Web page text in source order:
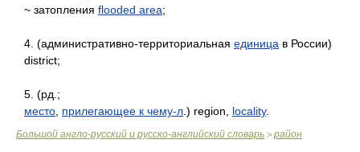
~ затопления flooded area;
4. (административно-территориальная единица в России)
district;
5. (рд.;
место прилегающее к чему-л .) region, locality.
Большой англо-русский и русско-английский словарь > район